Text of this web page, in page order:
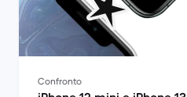
Confronto